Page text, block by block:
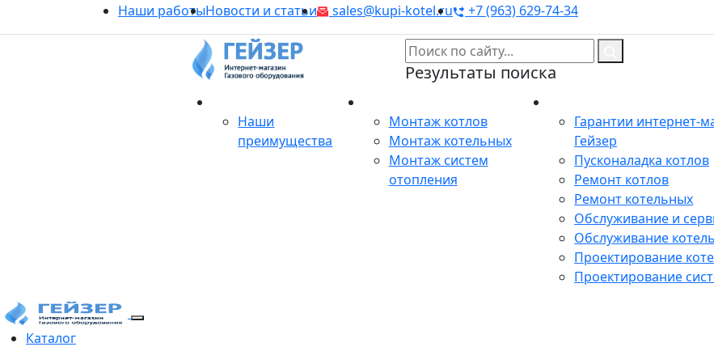
Наши работыНовости и статьи sales@kupi-kotel.ru +7 (963) 629-74-34
Результаты поиска
Наши
преимущества
Монтаж котлов
Монтаж котельных
Монтаж систем
отопления
Гарантии интернет-
Гейзер
Пусконаладка котлов
Ремонт котлов
Ремонт котельных
Обслуживание и
Обслуживание
Проектирование
Проектирование
Каталог